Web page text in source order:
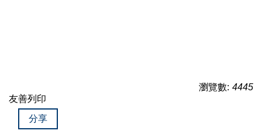
瀏覽數: 4445
友善列印
分享